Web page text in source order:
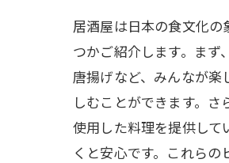
居酒屋は日本の食文化の
つかご紹介します。ま
唐揚げなど、みんなが楽
しむことができます。
使用した料理を提供して
くと安心です。これらの